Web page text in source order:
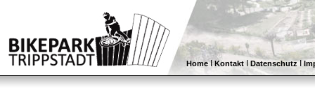
HomeIKontakt DatenschutzI